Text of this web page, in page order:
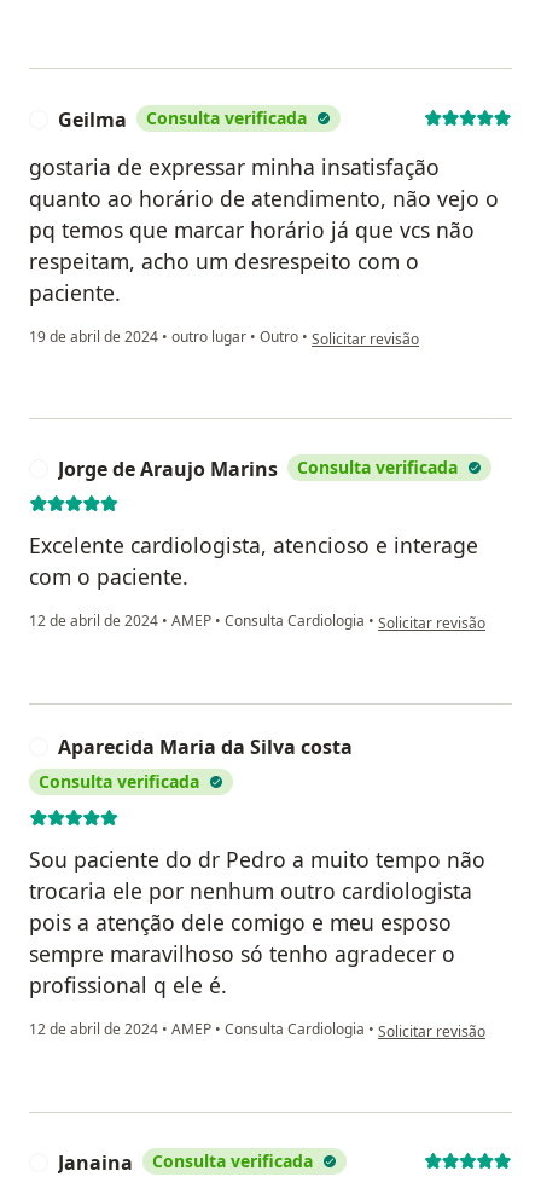
Geilma Consulta verificada
gostaria de expressar minha insatisfação
quanto ao horário de atendimento, não vejo o
pq temos que marcar horário já que vcs não
respeitam, acho um desrespeito com o
paciente.
19 de abril de 2024 • outro lugar • Outro • na opinião do utilizador Geilma
Solicitar revisão
Jorge de Araujo Marins Consulta verificada
Excelente cardiologista, atencioso e interage
com o paciente.
12 de abril de 2024 • AMEP • Consulta Cardiologia • na opinião do utilizador
Solicitar revisão
Aparecida Maria da Silva costa
Consulta verificada
Sou paciente do dr Pedro a muito tempo não
trocaria ele por nenhum outro cardiologista
pois a atenção dele comigo e meu esposo
sempre maravilhoso só tenho agradecer o
profissional q ele é.
12 de abril de 2024 • AMEP • Consulta Cardiologia • na opinião do utilizador
Solicitar revisão
Janaina Consulta verificada